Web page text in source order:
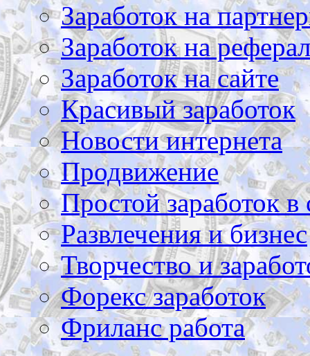
Заработок на
Заработок на
Заработок на сайте
Красивый заработок
Новости интернета
Продвижение
Простой заработок в
Развлечения и бизнес
Творчество и
Форекс заработок
Фриланс работа